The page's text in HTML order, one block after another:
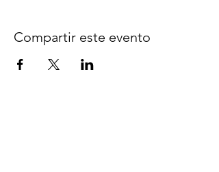
Compartir este evento